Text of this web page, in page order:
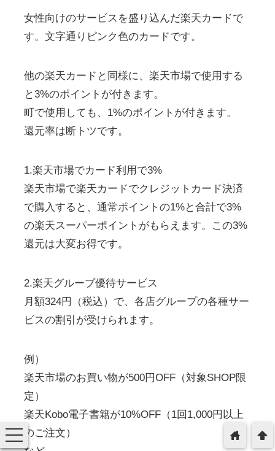
女性向けのサービスを盛り込んだ楽天カードで
す。文字通りピンク色のカードです。
他の楽天カードと同様に、楽天市場で使用する
と3%のポイントが付きます。
町で使用しても、1%のポイントが付きます。
還元率は断トツです。
1.楽天市場でカード利用で3%
楽天市場で楽天カードでクレジットカード決済
で購入すると、通常ポイントの1%と合計で3%
の楽天スーパーポイントがもらえます。この3%
還元は大変お得です。
2.楽天グループ優待サービス
月額324円（税込）で、各店グループの各種サー
ビスの割引が受けられます。
例）
楽天市場のお買い物が500円OFF（対象SHOP限
定）
楽天Kobo電子書籍が10%OFF（1回1,000円以上
のご注文）
toggle
navigation
arrowup
home